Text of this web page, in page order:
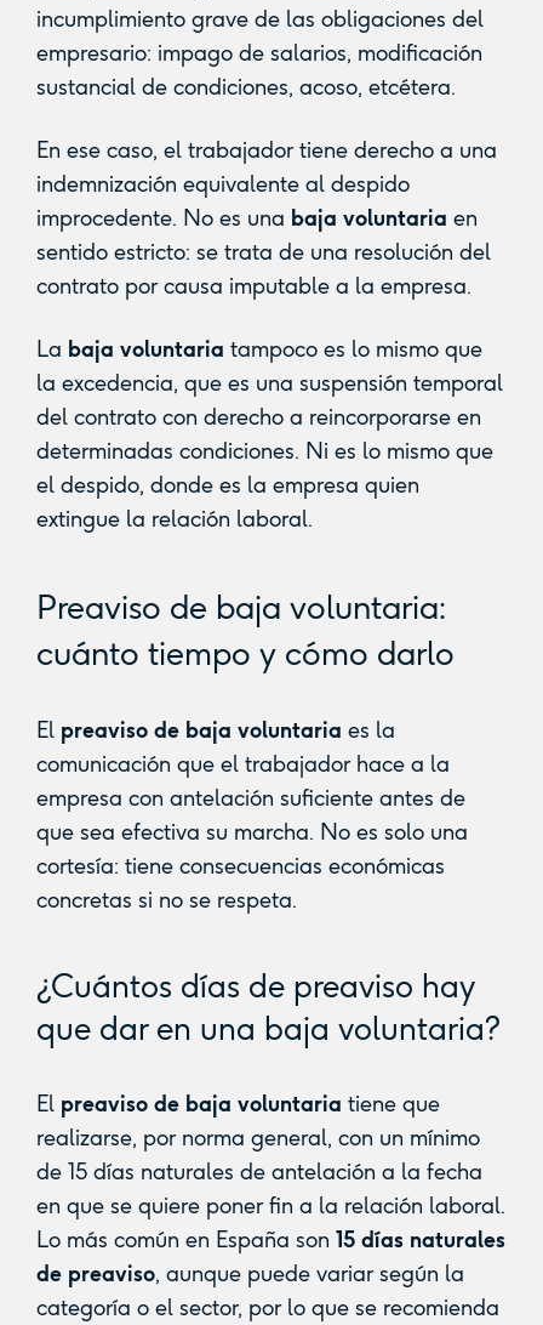
incumplimiento grave de las obligaciones del
empresario: impago de salarios, modificación
sustancial de condiciones, acoso, etcétera.
En ese caso, el trabajador tiene derecho a una
indemnización equivalente al despido
improcedente. No es una baja voluntaria en
sentido estricto: se trata de una resolución del
contrato por causa imputable a la empresa.
La baja voluntaria tampoco es lo mismo que
la excedencia, que es una suspensión temporal
del contrato con derecho a reincorporarse en
determinadas condiciones. Ni es lo mismo que
el despido, donde es la empresa quien
extingue la relación laboral.
Preaviso de baja voluntaria:
cuánto tiempo y cómo darlo
El preaviso de baja voluntaria es la
comunicación que el trabajador hace a la
empresa con antelación suficiente antes de
que sea efectiva su marcha. No es solo una
cortesía: tiene consecuencias económicas
concretas si no se respeta.
¿Cuántos días de preaviso hay
que dar en una baja voluntaria?
El preaviso de baja voluntaria tiene que
realizarse, por norma general, con un mínimo
de 15 días naturales de antelación a la fecha
en que se quiere poner fin a la relación laboral.
Lo más común en España son 15 días naturales
de preaviso, aunque puede variar según la
categoría o el sector, por lo que se recomienda